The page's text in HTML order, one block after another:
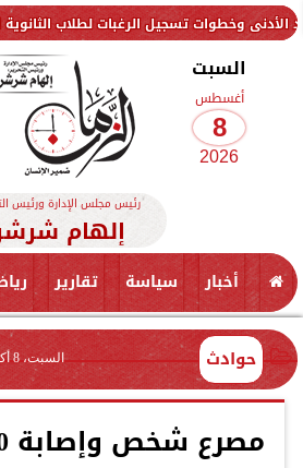
السبت
أغسطس
8
2026
رئيس مجلس الإدارة ورئيس
إلهام
أخبار سياسة تقارير
حوادث السبت، 8 أكتوبر 2022